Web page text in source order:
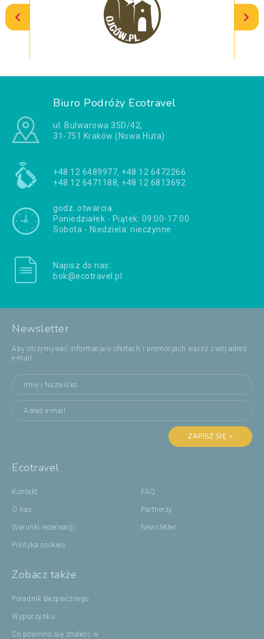
Biuro Podróży Ecotravel
ul. Bulwarowa 35D/42,
31-751 Kraków (Nowa Huta)
+48 12 6489977, +48 12 6472266
+48 12 6471188, +48 12 6813692
godz. otwarcia:
Poniedziałek - Piątek: 09:00-17:00
Sobota - Niedziela: nieczynne
Napisz do nas:
bok@ecotravel.pl
Newsletter
Aby otrzymywać informacje o ofertach i promocjach wpisz swój adres
e-mail:
ZAPISZ SIĘ >
Ecotravel
Kontakt
O nas
Warunki rezerwacji
Polityka cookies
FAQ
Partnerzy
Newsletter
Zobacz także
Poradnik Bezpiecznego
Wypoczynku
Co powinno się znaleźć w